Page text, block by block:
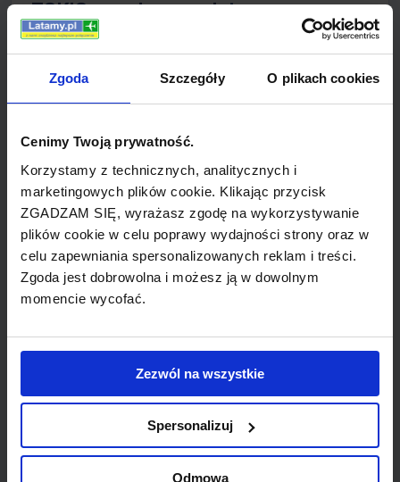
Zgoda Szczegóły O plikach cookies
Cenimy Twoją prywatność.
Korzystamy z technicznych, analitycznych i
marketingowych plików cookie. Klikając przycisk
ZGADZAM SIĘ, wyrażasz zgodę na wykorzystywanie
plików cookie w celu poprawy wydajności strony oraz w
celu zapewniania spersonalizowanych reklam i treści.
Zgoda jest dobrowolna i możesz ją w dowolnym
momencie wycofać.
Zezwól na wszystkie
Spersonalizuj
Odmowa
TOKIO popularne wyloty
bilety lotnicze z TOKIO do NAIROBI (Virgin
Atlantic)
bilety lotnicze z TOKIO do LONDYN (Virgin
Atlantic)
bilety lotnicze z TOKIO do LOS ANGELES
bilety lotnicze z TOKIO do LAS VEGAS
bilety lotnicze z TOKIO do FRANKFURT
(Lufthansa)